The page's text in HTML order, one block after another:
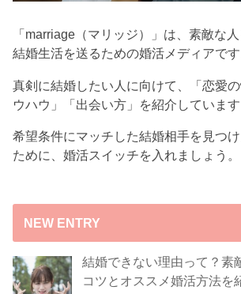
「marriage（マリッジ）」は、素敵な
結婚生活を送るための婚活メディアです
真剣に結婚したい人に向けて、「恋愛
ウハウ」「出会い方」を紹介しています
希望条件にマッチした結婚相手を見つけ
ために、婚活スイッチを入れましょう。
NEW ENTRY
結婚できない理由って？素
コツとオススメ婚活方法を